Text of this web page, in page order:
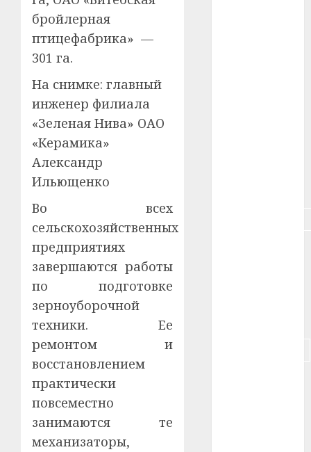
бройлерная
птицефабрика» —
301 га.
На снимке: главный
инженер филиала
«Зеленая Нива» ОАО
«Керамика»
Александр
Ильющенко
Во всех
сельскохозяйственных
предприятиях
завершаются работы
по подготовке
зерноуборочной
техники. Ее
ремонтом и
восстановлением
практически
повсеместно
занимаются те
механизаторы,